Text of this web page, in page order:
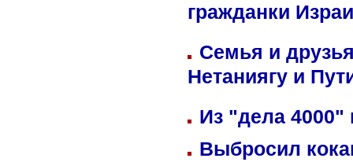
гражданки
Семья и
Нетаниягу и
Из "дела 4000"
Выбросил